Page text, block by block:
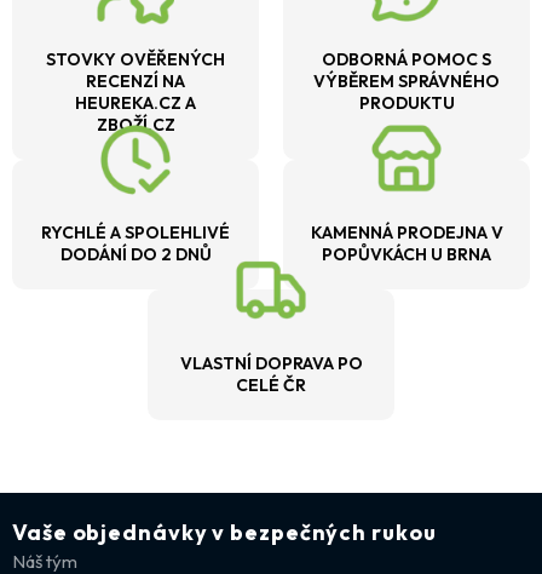
STOVKY OVĚŘENÝCH
RECENZÍ NA
HEUREKA.CZ A
ZBOŽÍ.CZ
ODBORNÁ POMOC S
VÝBĚREM SPRÁVNÉHO
PRODUKTU
RYCHLÉ A SPOLEHLIVÉ
DODÁNÍ DO 2 DNŮ
KAMENNÁ PRODEJNA V
POPŮVKÁCH U BRNA
VLASTNÍ DOPRAVA PO
CELÉ ČR
Vaše objednávky v bezpečných rukou
Náš tým